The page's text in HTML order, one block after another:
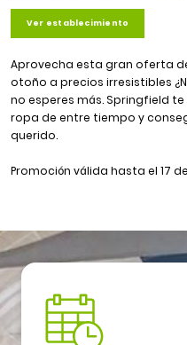
Ver establecimiento
Aprovecha esta gran oferta
otoño a precios irresistibles
no esperes más. Springfield
ropa de entre tiempo y
querido.
Promoción válida hasta el 17